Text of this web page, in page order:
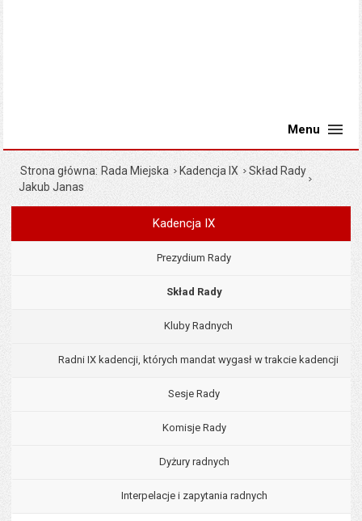
Menu
Strona główna Rada Miejska Kadencja IX
Skład Rady
Jakub Janas
Menu
Kadencja IX
Prezydium Rady
Skład Rady
Kluby Radnych
Radni IX kadencji, których mandat wygasł w trakcie kadencji
Sesje Rady
Komisje Rady
Dyżury radnych
Interpelacje i zapytania radnych